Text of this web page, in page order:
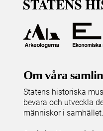
Om våra
Statens historiska
bevara och utveckla
människor i